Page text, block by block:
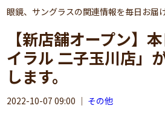
眼鏡、サングラスの関連情報を毎日お届
【新店舗オープン】
イラル 二子玉川店」
します。
2022-10-07 09:00 ｜ その他